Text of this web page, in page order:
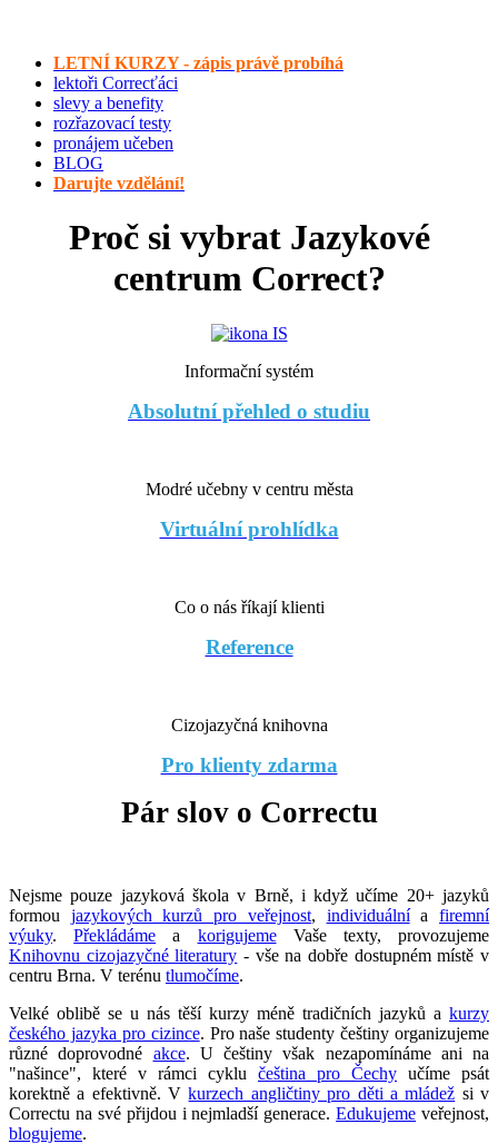
LETNÍ KURZY - zápis právě probíhá
lektoři Correcťáci
slevy a benefity
rozřazovací testy
pronájem učeben
BLOG
Darujte vzdělání!
Proč si vybrat Jazykové
centrum Correct?
Informační systém
Absolutní přehled o studiu
Modré učebny v centru města
Virtuální prohlídka
Co o nás říkají klienti
Reference
Cizojazyčná knihovna
Pro klienty zdarma
Pár slov o Correctu
Nejsme pouze jazyková škola v Brně, i když učíme 20+ jazyků
formou jazykových kurzů pro veřejnost, individuálníafiremní
výuky.Překládáme a korigujemeVaše texty, provozujeme
Knihovnu cizojazyčné literatury - vše na dobře dostupném místě v
centru Brna. V terénu tlumočíme.
Velké oblibě se u nás těší kurzy méně tradičních jazyků a kurzy
českého jazyka pro cizince. Pro naše studenty češtiny organizujeme
různé doprovodné akce. U češtiny však nezapomínáme ani na
"našince", které v rámci cyklu čeština pro Čechy učíme psát
korektně a efektivně. Vkurzech angličtiny pro děti a mládež si v
Correctu na své přijdou i nejmladší generace.Edukujeme veřejnost,
blogujeme.